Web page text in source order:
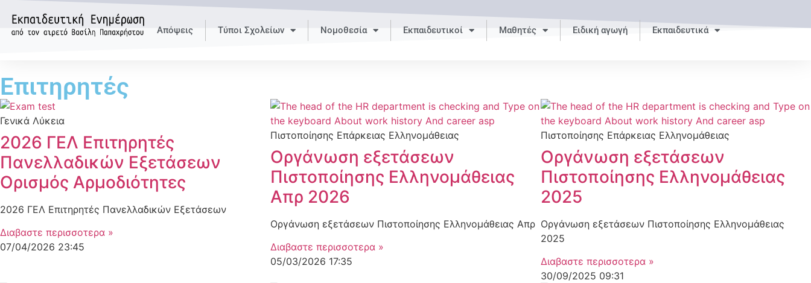
Απόψεις Τύποι Σχολείων Νομοθεσία Εκπαιδευτικοί Μαθητές Ειδική αγωγή Εκπαιδευτικά
Επιτηρητές
Γενικά Λύκεια
2026 ΓΕΛ Επιτηρητές
Πανελλαδικών Εξετάσεων
Ορισμός Αρμοδιότητες
2026 ΓΕΛ Επιτηρητές Πανελλαδικών Εξετάσεων
Διαβαστε περισσοτερα »
07/04/2026 23:45
Πιστοποίησης Επάρκειας Ελληνομάθειας
Οργάνωση εξετάσεων
Πιστοποίησης Ελληνομάθειας
Απρ 2026
Οργάνωση εξετάσεων Πιστοποίησης Ελληνομάθειας Απρ
Διαβαστε περισσοτερα »
05/03/2026 17:35
Πιστοποίησης Επάρκειας Ελληνομάθειας
Οργάνωση εξετάσεων
Πιστοποίησης Ελληνομάθειας
2025
Οργάνωση εξετάσεων Πιστοποίησης Ελληνομάθειας
2025
Διαβαστε περισσοτερα »
30/09/2025 09:31